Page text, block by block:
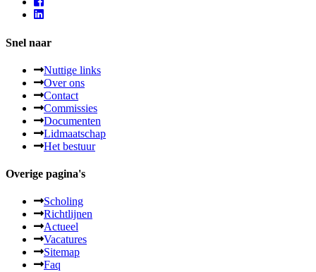
Snel naar
Nuttige links
Over ons
Contact
Commissies
Documenten
Lidmaatschap
Het bestuur
Overige pagina's
Scholing
Richtlijnen
Actueel
Vacatures
Sitemap
Faq